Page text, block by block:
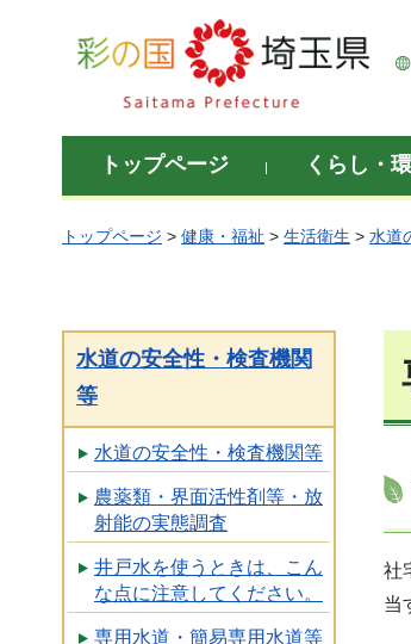
彩の国 埼玉県
トップページ くらし・
トップページ > 健康・福祉 > 生活衛生 > 水道
水道の安全性・検査機関
等
水道の安全性・検査機関等
農薬類・界面活性剤等・放
射能の実態調査
井戸水を使うときは、こん
な点に注意してください。
専用水道・簡易専用水道等
社
当